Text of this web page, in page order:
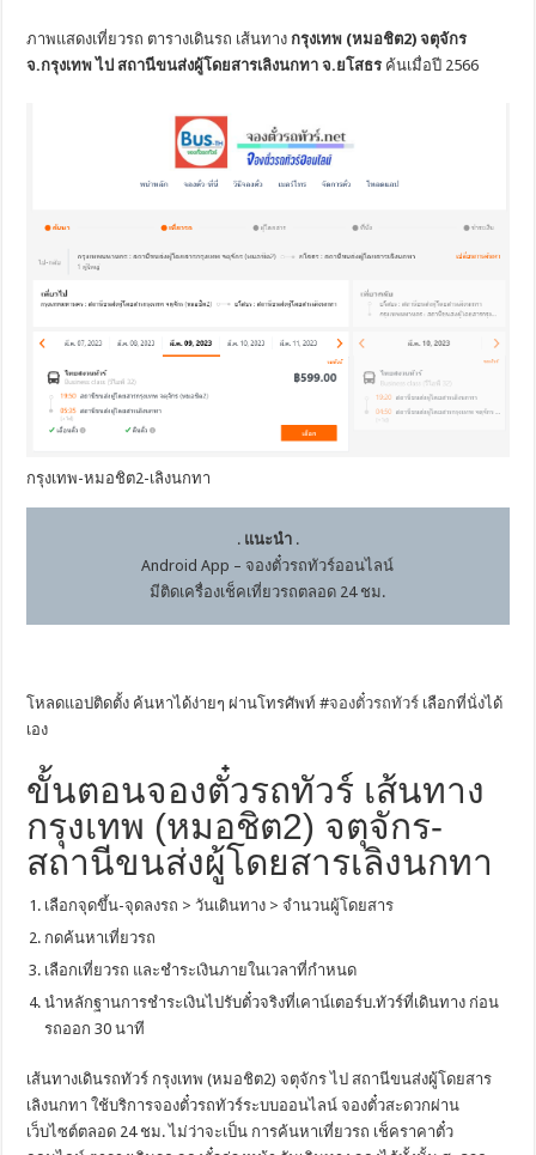
ภาพแสดงเที่ยวรถ ตารางเดินรถ เส้นทางกรุงเทพ (หมอชิต2) จตุจักร
จ.กรุงเทพ ไป สถานีขนส่งผู้โดยสารเลิงนกทา จ.ยโสธร ค้นเมื่อปี 2566
กรุงเทพ-หมอชิต2-เลิงนกทา
. แนะนำ.
Android App – จองตั๋วรถทัวร์ออนไลน์
มีติดเครื่องเช็คเที่ยวรถตลอด 24 ชม.
โหลดแอปติดตั้ง ค้นหาได้ง่ายๆ ผ่านโทรศัพท์ #จองตั๋วรถทัวร์ เลือกที่นั่งได้
เอง
ขั้นตอนจองตั๋วรถทัวร์ เส้นทาง
กรุงเทพ (หมอชิต2) จตุจักร-
สถานีขนส่งผู้โดยสารเลิงนกทา
เลือกจุดขึ้น-จุดลงรถ > วันเดินทาง > จำนวนผู้โดยสาร
กดค้นหาเที่ยวรถ
เลือกเที่ยวรถ และชำระเงินภายในเวลาที่กำหนด
นำหลักฐานการชำระเงินไปรับตั๋วจริงที่เคาน์เตอร์บ.ทัวร์ที่เดินทาง ก่อน
รถออก 30 นาที
เส้นทางเดินรถทัวร์ กรุงเทพ (หมอชิต2) จตุจักร ไป สถานีขนส่งผู้โดยสาร
เลิงนกทา ใช้บริการจองตั๋วรถทัวร์ระบบออนไลน์ จองตั๋วสะดวกผ่าน
เว็บไซต์ตลอด 24 ชม. ไม่ว่าจะเป็น การค้นหาเที่ยวรถ เช็คราคาตั๋ว